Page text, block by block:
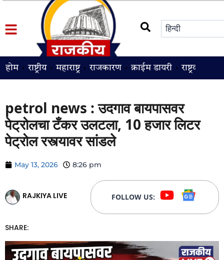
होम राष्ट्रीय महाराष्ट्र राजकारण क्राईम डायरी राष्ट्रवादी
petrol news : उदगाव बायपासवर
पेट्रोलचा टँकर उलटला, 10 हजार लिटर
पेट्रोल रस्त्यावर सांडले
May 13, 2026 8:26 pm
RAJKIYA LIVE FOLLOW US:
SHARE: